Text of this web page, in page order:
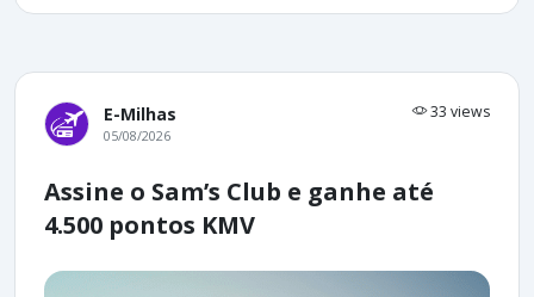
E-Milhas 33 views
05/08/2026
Assine o Sam’s Club e ganhe até
4.500 pontos KMV